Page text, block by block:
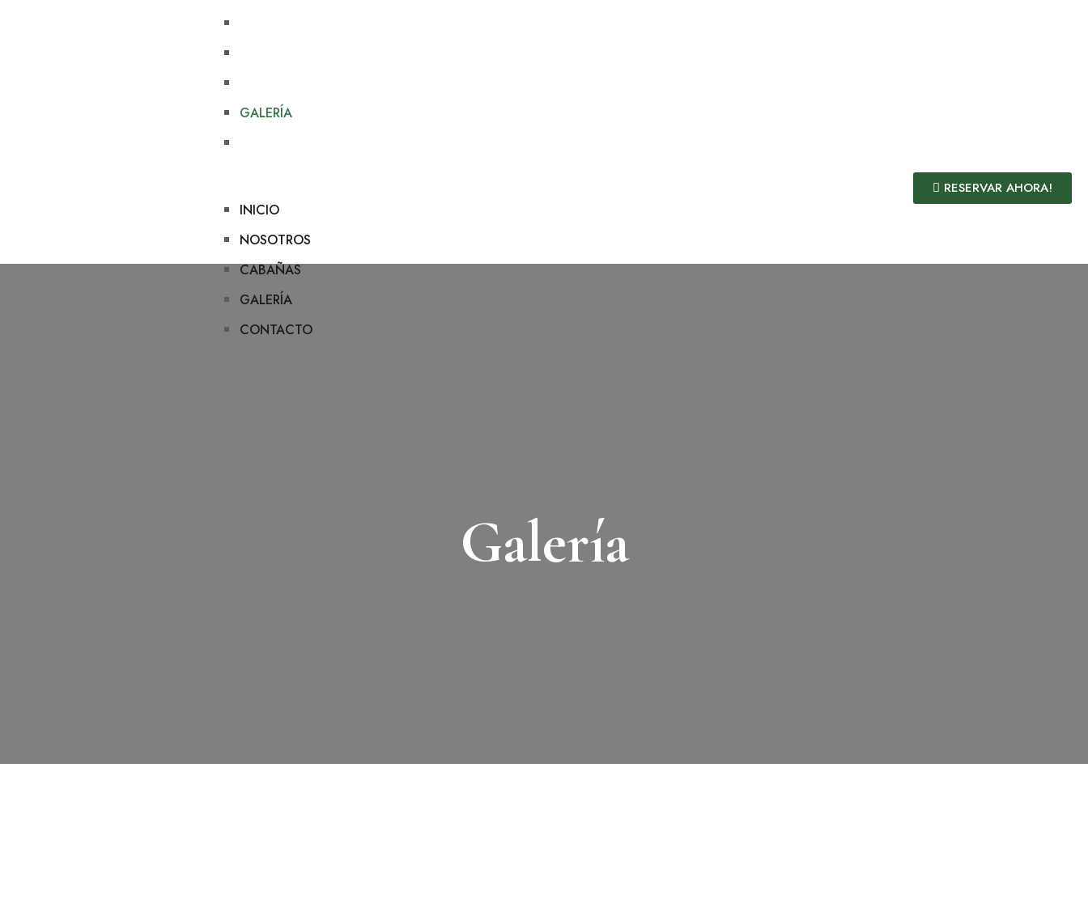
GALERÍA
INICIO
NOSOTROS
CABAÑAS
GALERÍA
CONTACTO
RESERVAR AHORA!
Galería